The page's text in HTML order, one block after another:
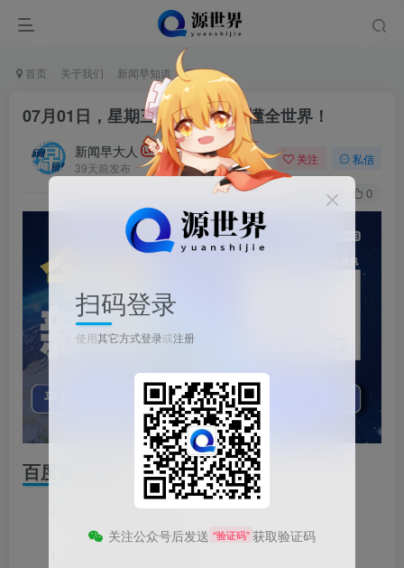
首页 关于我们 新闻早知道 正文
07月01日，星期三, 每天60秒读懂全世界！
新闻早大人
39天前发布
关注 私信
0
百度热搜新闻
新闻来源：百度热搜榜
扫码登录
使用其它方式登录或注册
关注公众号后发送 “验证码” 获取验证码